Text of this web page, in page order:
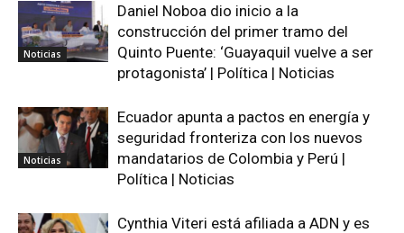
Noticias
Daniel Noboa dio inicio a la
construcción del primer tramo del
Quinto Puente: ‘Guayaquil vuelve a ser
protagonista’ | Política | Noticias
Noticias
Ecuador apunta a pactos en energía y
seguridad fronteriza con los nuevos
mandatarios de Colombia y Perú |
Política | Noticias
Cynthia Viteri está afiliada a ADN y es